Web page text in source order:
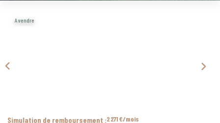
A vendre
Simulation de remboursement :2 271 €/mois